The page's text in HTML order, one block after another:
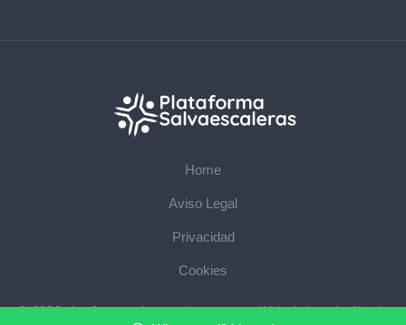
Home
Aviso Legal
Privacidad
Cookies
© 2026 plataformasalvaescaleras.com · Web de instalación de